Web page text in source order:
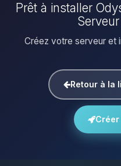
Prêt à installer
Créez votre serveur et
Retour à la
Créer